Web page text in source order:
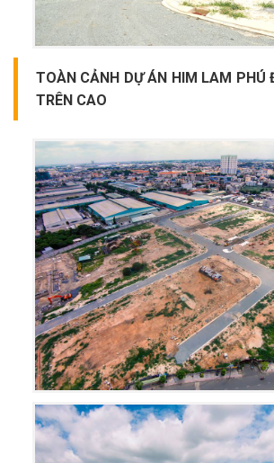
TOÀN CẢNH DỰ ÁN HIM LAM PHÚ
TRÊN CAO